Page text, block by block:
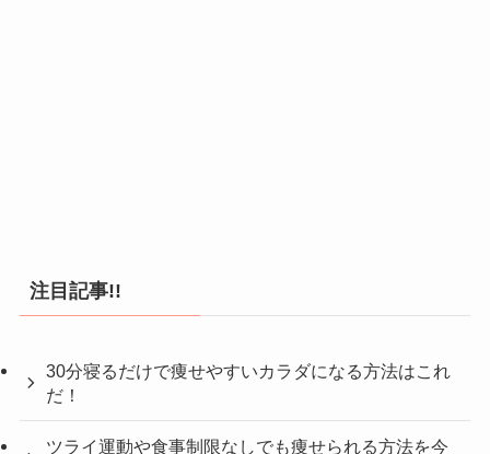
注目記事!!
30分寝るだけで痩せやすいカラダになる方法はこれ
だ！
ツライ運動や食事制限なしでも痩せられる方法を今